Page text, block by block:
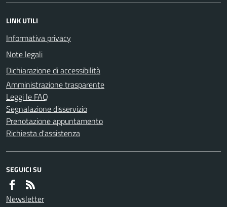
LINK UTILI
Informativa privacy
Note legali
Dichiarazione di accessibilità
Amministrazione trasparente
Leggi le FAQ
Segnalazione disservizio
Prenotazione appuntamento
Richiesta d'assistenza
SEGUICI SU
Newsletter